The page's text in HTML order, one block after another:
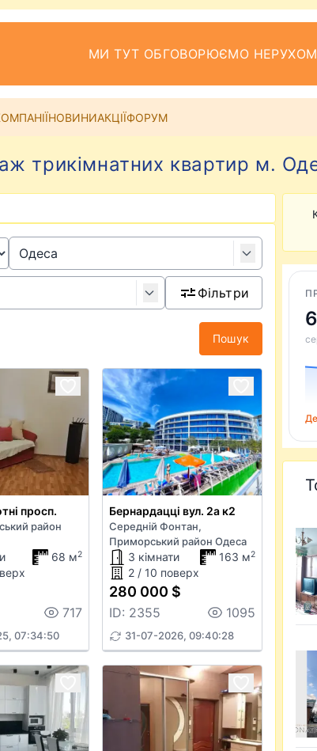
МИ ТУТ ОБГОВОРЮЄМО
НОВИНИАКЦІЇФОРУМ
трикімнатних квартир м.
Фільтри
Пошук
просп.
район
68 м2
717
07:34:50
Бернардацці вул. 2а к2
Середній Фонтан,
Приморський район Одеса
3 кімнати 163 м2
2 / 10 поверх
280 000 $
ID: 2355 1095
31-07-2026, 09:40:28